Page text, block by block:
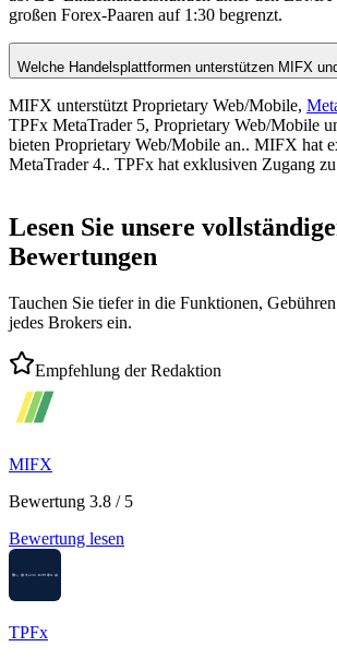
großen Forex-Paaren auf 1:30 begrenzt.
Welche Handelsplattformen unterstützen MIFX
MIFX unterstützt Proprietary Web/Mobile,
TPFx MetaTrader 5, Proprietary Web/Mobile
bieten Proprietary Web/Mobile an.. MIFX hat
MetaTrader 4.. TPFx hat exklusiven Zugang
Lesen Sie unsere
Bewertungen
Tauchen Sie tiefer in die Funktionen,
jedes Brokers ein.
Empfehlung der Redaktion
MIFX
Bewertung 3.8 / 5
Bewertung lesen
TPFx